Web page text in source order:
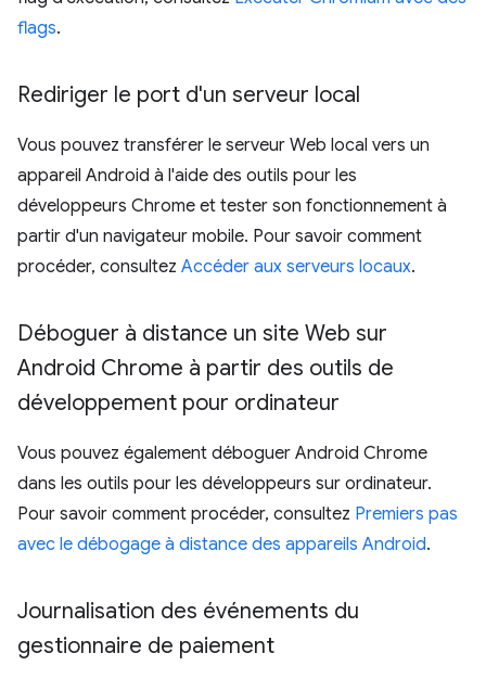
flags.
Rediriger le port d'un serveur local
Vous pouvez transférer le serveur Web local vers un
appareil Android à l'aide des outils pour les
développeurs Chrome et tester son fonctionnement à
partir d'un navigateur mobile. Pour savoir comment
procéder, consultez Accéder aux serveurs locaux.
Déboguer à distance un site Web sur
Android Chrome à partir des outils de
développement pour ordinateur
Vous pouvez également déboguer Android Chrome
dans les outils pour les développeurs sur ordinateur.
Pour savoir comment procéder, consultez Premiers pas
avec le débogage à distance des appareils Android.
Journalisation des événements du
gestionnaire de paiement